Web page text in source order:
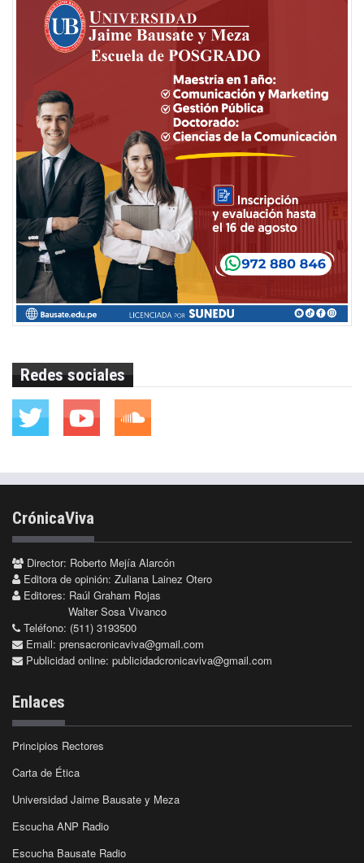
Redes sociales
CrónicaViva
Director: Roberto Mejía Alarcón
Editora de opinión: Zuliana Lainez Otero
Editores: Raúl Graham Rojas
Walter Sosa Vivanco
Teléfono: (511) 3193500
Email: prensacronicaviva@gmail.com
Publicidad online: publicidadcronicaviva@gmail.com
Enlaces
Principios Rectores
Carta de Ética
Universidad Jaime Bausate y Meza
Escucha ANP Radio
Escucha Bausate Radio